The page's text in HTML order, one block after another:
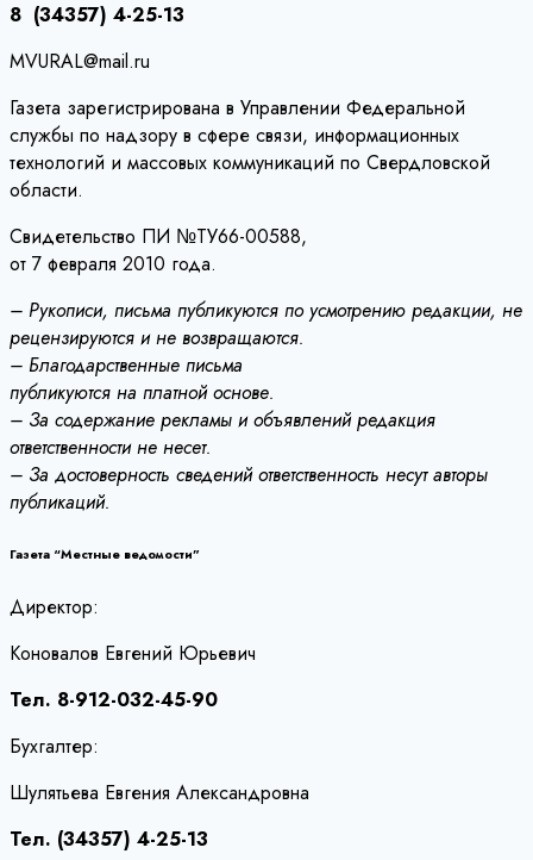
8 (34357) 4-25-13
MVURAL@mail.ru
Газета зарегистрирована в Управлении Федеральной
службы по надзору в сфере связи, информационных
технологий и массовых коммуникаций по Свердловской
области.
Свидетельство ПИ №ТУ66-00588,
от 7 февраля 2010 года.
– Рукописи, письма публикуются по усмотрению редакции, не
рецензируются и не возвращаются.
– Благодарственные письма
публикуются на платной основе.
– За содержание рекламы и объявлений редакция
ответственности не несет.
– За достоверность сведений ответственность несут авторы
публикаций.
Газета “Местные ведомости”
Директор:
Коновалов Евгений Юрьевич
Тел. 8-912-032-45-90
Бухгалтер:
Шулятьева Евгения Александровна
Тел. (34357) 4-25-13